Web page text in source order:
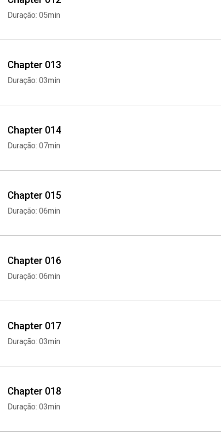
Duração: 05min
Chapter 013
Duração: 03min
Chapter 014
Duração: 07min
Chapter 015
Duração: 06min
Chapter 016
Duração: 06min
Chapter 017
Duração: 03min
Chapter 018
Duração: 03min